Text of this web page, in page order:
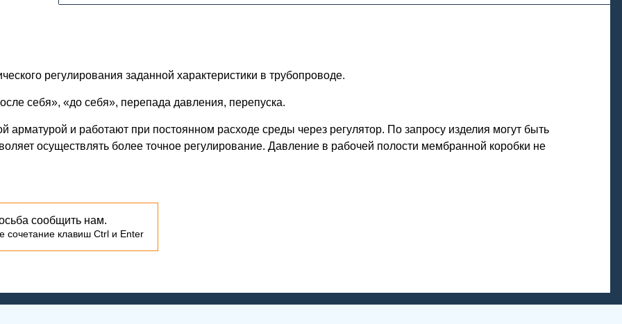
регулирования заданной характеристики в трубопроводе.
себя», «до себя», перепада давления, перепуска.
арматурой и работают при постоянном расходе среды через регулятор. По запросу изделия могут быть
осуществлять более точное регулирование. Давление в рабочей полости мембранной коробки не
сообщить нам.
сочетание клавиш Ctrl и Enter